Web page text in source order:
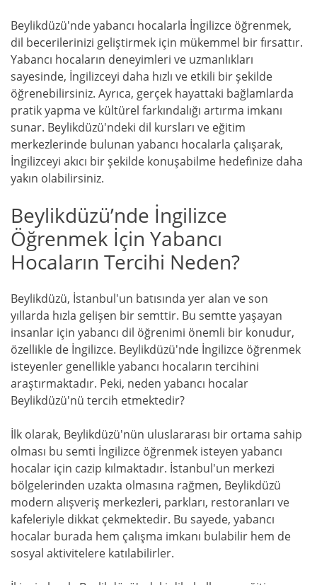
Beylikdüzü'nde yabancı hocalarla İngilizce öğrenmek,
dil becerilerinizi geliştirmek için mükemmel bir fırsattır.
Yabancı hocaların deneyimleri ve uzmanlıkları
sayesinde, İngilizceyi daha hızlı ve etkili bir şekilde
öğrenebilirsiniz. Ayrıca, gerçek hayattaki bağlamlarda
pratik yapma ve kültürel farkındalığı artırma imkanı
sunar. Beylikdüzü'ndeki dil kursları ve eğitim
merkezlerinde bulunan yabancı hocalarla çalışarak,
İngilizceyi akıcı bir şekilde konuşabilme hedefinize daha
yakın olabilirsiniz.
Beylikdüzü’nde İngilizce
Öğrenmek İçin Yabancı
Hocaların Tercihi Neden?
Beylikdüzü, İstanbul'un batısında yer alan ve son
yıllarda hızla gelişen bir semttir. Bu semtte yaşayan
insanlar için yabancı dil öğrenimi önemli bir konudur,
özellikle de İngilizce. Beylikdüzü'nde İngilizce öğrenmek
isteyenler genellikle yabancı hocaların tercihini
araştırmaktadır. Peki, neden yabancı hocalar
Beylikdüzü'nü tercih etmektedir?
İlk olarak, Beylikdüzü'nün uluslararası bir ortama sahip
olması bu semti İngilizce öğrenmek isteyen yabancı
hocalar için cazip kılmaktadır. İstanbul'un merkezi
bölgelerinden uzakta olmasına rağmen, Beylikdüzü
modern alışveriş merkezleri, parkları, restoranları ve
kafeleriyle dikkat çekmektedir. Bu sayede, yabancı
hocalar burada hem çalışma imkanı bulabilir hem de
sosyal aktivitelere katılabilirler.